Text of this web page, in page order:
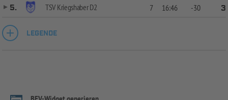
5.
TSV Kriegshaber D2 7 16:46 -30 3
LEGENDE